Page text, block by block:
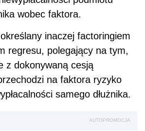
wobec faktora.
inaczej factoringiem
regresu, polegający na tym,
z dokonywaną cesją
na faktora ryzyko
samego dłużnika.
AUTOPROMOCJA